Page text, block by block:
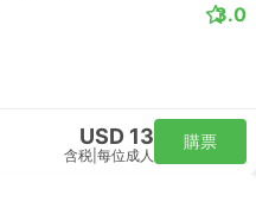
3.0
USD 13
含税 每位成人
購票